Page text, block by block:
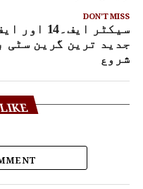
DON'T MISS
جدید ترین گرین سٹی
شروع